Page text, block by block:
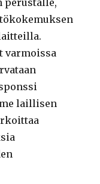
varmoissa
laillisen